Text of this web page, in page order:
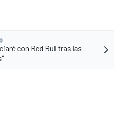
con Red Bull tras las